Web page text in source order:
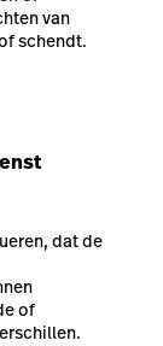
van
schendt.
dat de
of